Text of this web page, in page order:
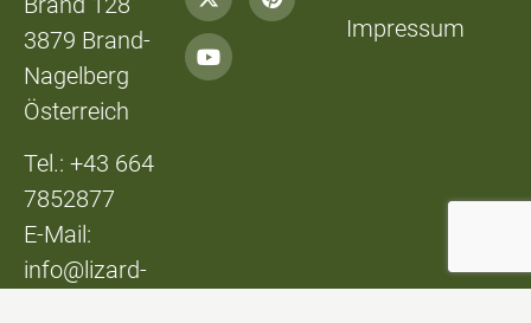
3879 Brand-
Nagelberg
Österreich
Tel.: +43 664
7852877
E-Mail:
info@lizard-
Impressum